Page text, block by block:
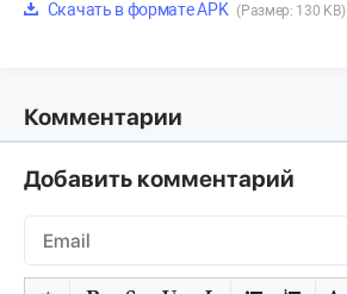
Скачать в формате APK (Размер: 130 KB)
Комментарии
Добавить комментарий